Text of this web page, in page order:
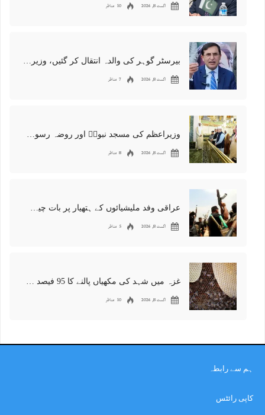
اگست 8, 2026 10 مناظر
اگست 8, 2026 7 مناظر
اگست 8, 2026 8 مناظر
اگست 8, 2026 5 مناظر
اگست 8, 2026 10 مناظر
ہم سے رابطہ
کاپی رائٹس